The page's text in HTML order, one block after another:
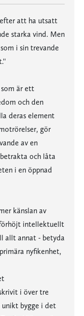
att ha utsatt
starka vind. Men
i sin trevande
som är ett
och den
deras element
gör
av en
och låta
i en öppnad
känslan av
intellektuellt
allt annat - betyda
nyfikenhet,
i över tre
bygge i det